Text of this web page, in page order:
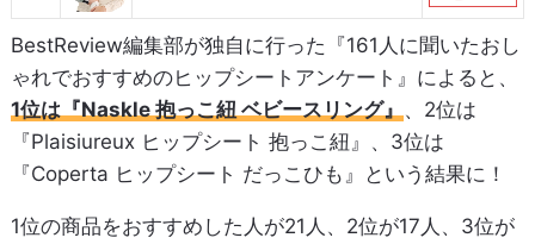
BestReview編集部が独自に行った『161人に聞いたおし
ゃれでおすすめのヒップシートアンケート』によると、
1位は『Naskle 抱っこ紐 ベビースリング』 、2位は
『Plaisiureux ヒップシート 抱っこ紐』、3位は
『Coperta ヒップシート だっこひも』という結果に！
1位の商品をおすすめした人が21人、2位が17人、3位が